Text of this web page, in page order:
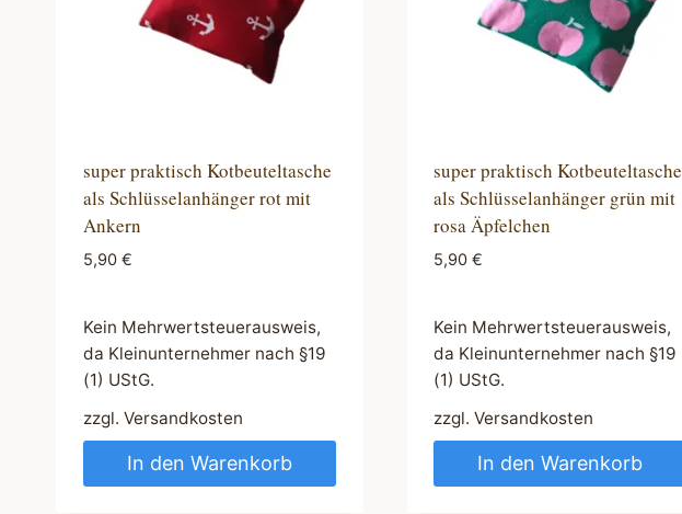
super praktisch Kotbeuteltasche
als Schlüsselanhänger rot mit
Ankern
5,90 €
Kein Mehrwertsteuerausweis,
da Kleinunternehmer nach §19
(1) UStG.
zzgl. Versandkosten
In den Warenkorb
super praktisch Kotbeuteltasche
als Schlüsselanhänger grün mit
rosa Äpfelchen
5,90 €
Kein Mehrwertsteuerausweis,
da Kleinunternehmer nach §19
(1) UStG.
zzgl. Versandkosten
In den Warenkorb